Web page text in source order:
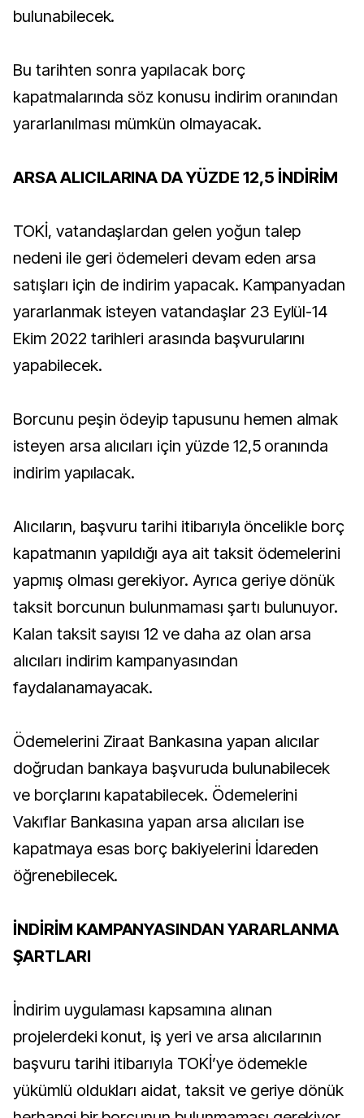
bulunabilecek.
Bu tarihten sonra yapılacak borç
kapatmalarında söz konusu indirim oranından
yararlanılması mümkün olmayacak.
ARSA ALICILARINA DA YÜZDE 12,5 İNDİRİM
TOKİ, vatandaşlardan gelen yoğun talep
nedeni ile geri ödemeleri devam eden arsa
satışları için de indirim yapacak. Kampanyadan
yararlanmak isteyen vatandaşlar 23 Eylül-14
Ekim 2022 tarihleri arasında başvurularını
yapabilecek.
Borcunu peşin ödeyip tapusunu hemen almak
isteyen arsa alıcıları için yüzde 12,5 oranında
indirim yapılacak.
Alıcıların, başvuru tarihi itibarıyla öncelikle borç
kapatmanın yapıldığı aya ait taksit ödemelerini
yapmış olması gerekiyor. Ayrıca geriye dönük
taksit borcunun bulunmaması şartı bulunuyor.
Kalan taksit sayısı 12 ve daha az olan arsa
alıcıları indirim kampanyasından
faydalanamayacak.
Ödemelerini Ziraat Bankasına yapan alıcılar
doğrudan bankaya başvuruda bulunabilecek
ve borçlarını kapatabilecek. Ödemelerini
Vakıflar Bankasına yapan arsa alıcıları ise
kapatmaya esas borç bakiyelerini İdareden
öğrenebilecek.
İNDİRİM KAMPANYASINDAN YARARLANMA
ŞARTLARI
İndirim uygulaması kapsamına alınan
projelerdeki konut, iş yeri ve arsa alıcılarının
başvuru tarihi itibarıyla TOKİ’ye ödemekle
yükümlü oldukları aidat, taksit ve geriye dönük